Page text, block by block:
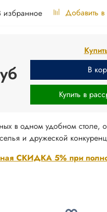
избранное Добавить
В
Купить в
СКИДКА 5% при
в одном удобном столе,
и дружеской